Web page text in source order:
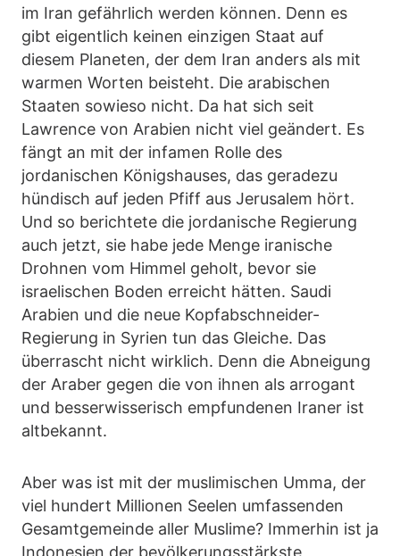
im Iran gefährlich werden können. Denn es
gibt eigentlich keinen einzigen Staat auf
diesem Planeten, der dem Iran anders als mit
warmen Worten beisteht. Die arabischen
Staaten sowieso nicht. Da hat sich seit
Lawrence von Arabien nicht viel geändert. Es
fängt an mit der infamen Rolle des
jordanischen Königshauses, das geradezu
hündisch auf jeden Pfiff aus Jerusalem hört.
Und so berichtete die jordanische Regierung
auch jetzt, sie habe jede Menge iranische
Drohnen vom Himmel geholt, bevor sie
israelischen Boden erreicht hätten. Saudi
Arabien und die neue Kopfabschneider-
Regierung in Syrien tun das Gleiche. Das
überrascht nicht wirklich. Denn die Abneigung
der Araber gegen die von ihnen als arrogant
und besserwisserisch empfundenen Iraner ist
altbekannt.
Aber was ist mit der muslimischen Umma, der
viel hundert Millionen Seelen umfassenden
Gesamtgemeinde aller Muslime? Immerhin ist ja
Indonesien der bevölkerungsstärkste